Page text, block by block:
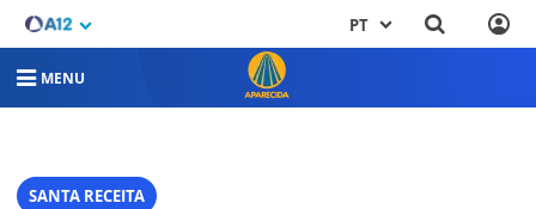
PT
MENU
SANTA RECEITA